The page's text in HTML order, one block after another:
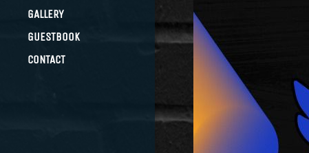
GALLERY
GUESTBOOK
CONTACT